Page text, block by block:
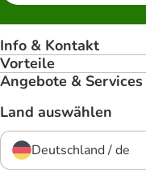
Info & Kontakt
Vorteile
Angebote & Services
Land auswählen
Deutschland / de